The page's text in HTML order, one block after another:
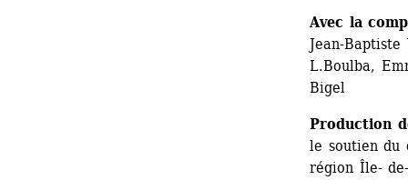
Avec la
Jean-
L.Boulba,
Bigel
Production
le soutien du
région Île-